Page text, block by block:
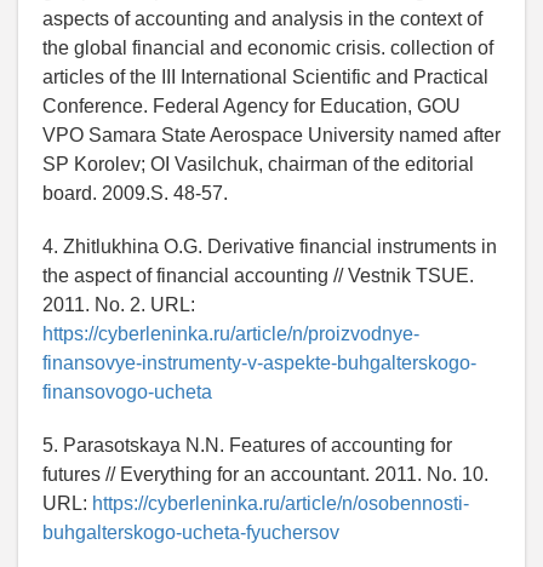
aspects of accounting and analysis in the context of
the global financial and economic crisis. collection of
articles of the III International Scientific and Practical
Conference. Federal Agency for Education, GOU
VPO Samara State Aerospace University named after
SP Korolev; OI Vasilchuk, chairman of the editorial
board. 2009.S. 48-57.
4. Zhitlukhina O.G. Derivative financial instruments in
the aspect of financial accounting // Vestnik TSUE.
2011. No. 2. URL:
https://cyberleninka.ru/article/n/proizvodnye-
finansovye-instrumenty-v-aspekte-buhgalterskogo-
finansovogo-ucheta
5. Parasotskaya N.N. Features of accounting for
futures // Everything for an accountant. 2011. No. 10.
URL: https://cyberleninka.ru/article/n/osobennosti-
buhgalterskogo-ucheta-fyuchersov